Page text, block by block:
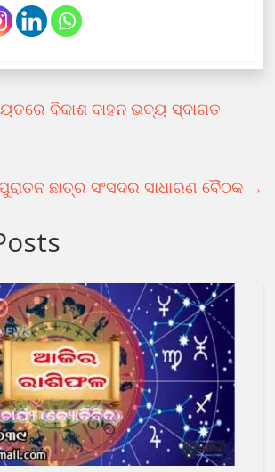
ବିକାଶ ବାହନ ଭବ୍ୟ ସ୍ବାଗତ
ଛାତ୍ର ସଂସଦର ସାଧାରଣ ବୈଠକ →